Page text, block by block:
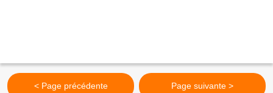
< Page précédente Page suivante >